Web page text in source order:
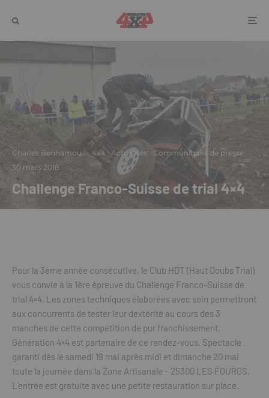
Charles Benhamou · 4x4 Actualités Communiqués de presse ·
30 mars 2018
Challenge Franco-Suisse de trial 4×4
Pour la 3ème année consécutive, le Club HDT (Haut Doubs Trial)
vous convie à la 1ère épreuve du Challenge Franco-Suisse de
trial 4×4. Les zones techniques élaborées avec soin permettront
aux concurrents de tester leur dextérité au cours des 3
manches de cette compétition de pur franchissement.
Génération 4×4 est partenaire de ce rendez-vous. Spectacle
garanti dès le samedi 19 mai après midi et dimanche 20 mai
toute la journée dans la Zone Artisanale – 25300 LES FOURGS.
L’entrée est gratuite avec une petite restauration sur place.